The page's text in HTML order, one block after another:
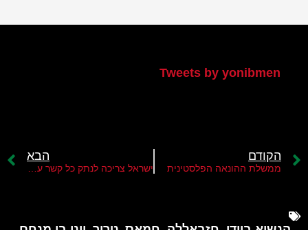
Tweets by yonibmen
הקודם
ממשלת ההונאה הפלסטינית
הבא
ישראל צריכה לנתק כל קשר עם קטאר